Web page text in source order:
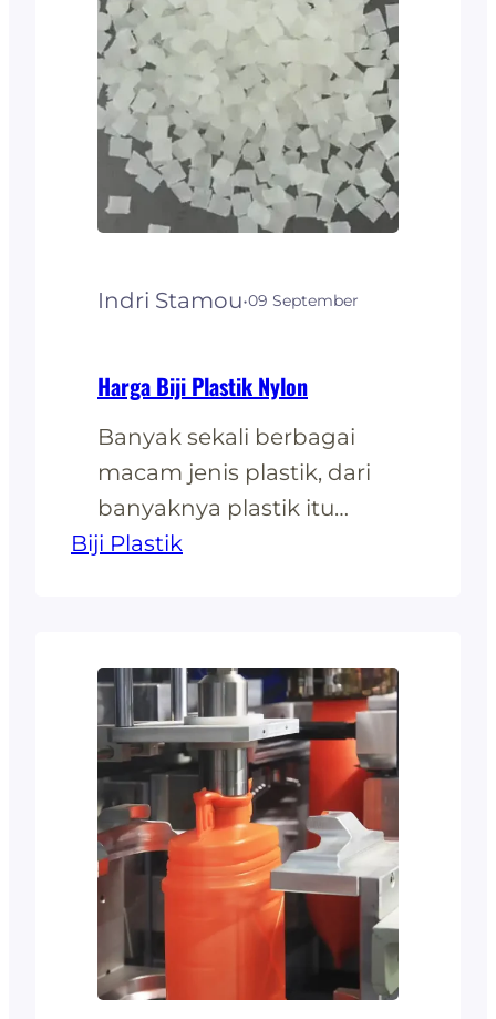
mempunyai berbagai
warna, sehingga memiliki
tingkat transmisi cahaya
yang hampir sama
dengan material kaca.
Plastik Polikarbonat ini
sendiri tidak beracun,
membuat…
Indri Stamou·09 September
Harga Biji Plastik Nylon
Banyak sekali berbagai
macam jenis plastik, dari
banyaknya plastik itu
masing-masing memiliki
berbeda antara satu
dengan yang lain. Dari
berbagai macam plastik,
ada satu yang menjadi
favorit untuk digunakan
yaitu plastik bahan nylon.
Plastik jenis nylon ini bisa
dan aman digunakan
untuk makanan ataupun
minuman,…
Biji Plastik